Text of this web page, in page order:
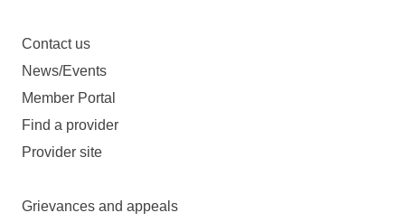
Contact us
News/Events
Member Portal
Find a provider
Provider site
Grievances and appeals